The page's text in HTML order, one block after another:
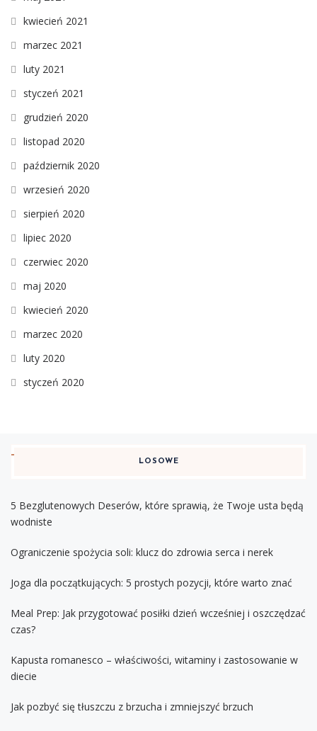
kwiecień 2021
marzec 2021
luty 2021
styczeń 2021
grudzień 2020
listopad 2020
październik 2020
wrzesień 2020
sierpień 2020
lipiec 2020
czerwiec 2020
maj 2020
kwiecień 2020
marzec 2020
luty 2020
styczeń 2020
LOSOWE
5 Bezglutenowych Deserów, które sprawią, że Twoje usta będą
wodniste
Ograniczenie spożycia soli: klucz do zdrowia serca i nerek
Joga dla początkujących: 5 prostych pozycji, które warto znać
Meal Prep: Jak przygotować posiłki dzień wcześniej i oszczędzać
czas?
Kapusta romanesco – właściwości, witaminy i zastosowanie w
diecie
Jak pozbyć się tłuszczu z brzucha i zmniejszyć brzuch